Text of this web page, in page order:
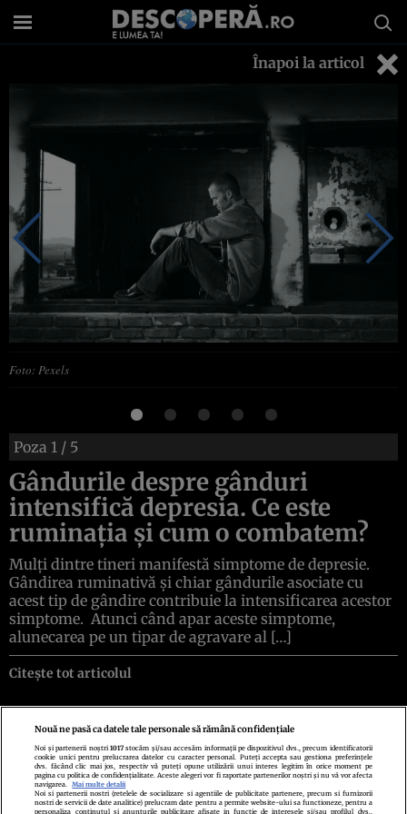
Înapoi la articol
Foto: Pexels
Poza 1 / 5
Gândurile despre gânduri
intensifică depresia. Ce este
ruminația și cum o combatem?
Mulți dintre tineri manifestă simptome de depresie.
Gândirea ruminativă și chiar gândurile asociate cu
acest tip de gândire contribuie la intensificarea acestor
simptome. Atunci când apar aceste simptome,
alunecarea pe un tipar de agravare al […]
Citește tot articolul
Politica de confidenţialitatePolitica de cookiesTermeni şi condiţii
Echipa redacționalăContactSetări Cookies
Nouă ne pasă ca datele tale personale să rămână confidențiale
Noi și partenerii noștri1017 stocăm și/sau accesăm informații pe dispozitivul dvs., precum identificatorii
cookie unici pentru prelucrarea datelor cu caracter personal. Puteți accepta sau gestiona preferințele
dvs. făcând clic mai jos, respectiv vă puteți opune utilizării unui interes legitim în orice moment pe
pagina cu politica de confidențialitate. Aceste alegeri vor fi raportate partenerilor noștri și nu vă vor afecta
navigarea.
Mai multe detalii
Noi si partenerii nostri (retelele de socializare si agentiile de publicitate partenere, precum si furnizorii
nostri de servicii de date analitice) prelucram date pentru a permite website-ului sa functioneze, pentru a
personaliza continutul si anunturile publicitare afisate in functie de interesele si/sau profilul dvs.,